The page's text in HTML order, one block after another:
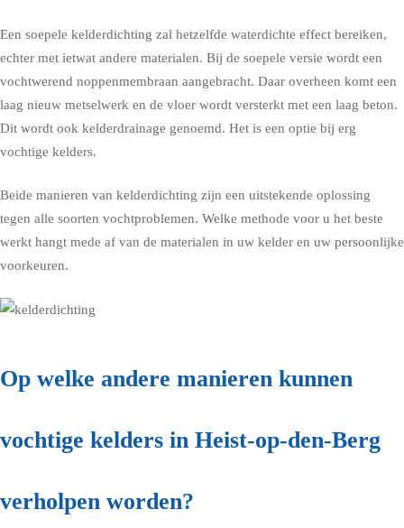
Een soepele kelderdichting zal hetzelfde waterdichte effect bereiken,
echter met ietwat andere materialen. Bij de soepele versie wordt een
vochtwerend noppenmembraan aangebracht. Daar overheen komt een
laag nieuw metselwerk en de vloer wordt versterkt met een laag beton.
Dit wordt ook kelderdrainage genoemd. Het is een optie bij erg
vochtige kelders.
Beide manieren van kelderdichting zijn een uitstekende oplossing
tegen alle soorten vochtproblemen. Welke methode voor u het beste
werkt hangt mede af van de materialen in uw kelder en uw persoonlijke
voorkeuren.
Op welke andere manieren kunnen
vochtige kelders in Heist-op-den-Berg
verholpen worden?